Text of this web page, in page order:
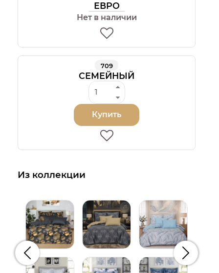
ЕВРО
Нет в наличии
709
СЕМЕЙНЫЙ
Купить
Из коллекции
Предыдущий